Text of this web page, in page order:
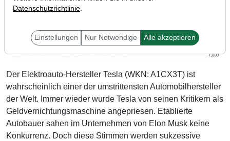
Der Elektroauto-Hersteller Tesla (WKN: A1CX3T) ist
wahrscheinlich einer der umstrittensten Automobilhersteller
der Welt. Immer wieder wurde Tesla von seinen Kritikern als
Geldvernichtungsmaschine angepriesen. Etablierte
Autobauer sahen im Unternehmen von Elon Musk keine
Konkurrenz. Doch diese Stimmen werden sukzessive
Datenschutzrichtlinie.
Einstellungen Nur Notwendige Alle akzeptieren